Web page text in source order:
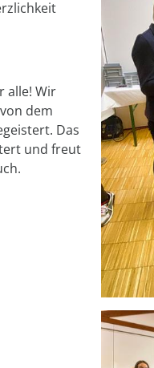
alle! Wir
dem
Das
und freut